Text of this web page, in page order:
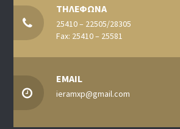
ΤΗΛΕΦΩΝΑ
25410 – 22505/28305
Fax: 25410 – 25581
EMAIL
ieramxp@gmail.com